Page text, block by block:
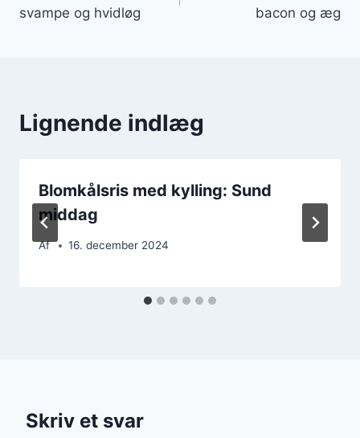
svampe og hvidløg
bacon og æg
Lignende indlæg
Blomkålsris med kylling: Sund
middag
Af 16. december 2024
Skriv et svar